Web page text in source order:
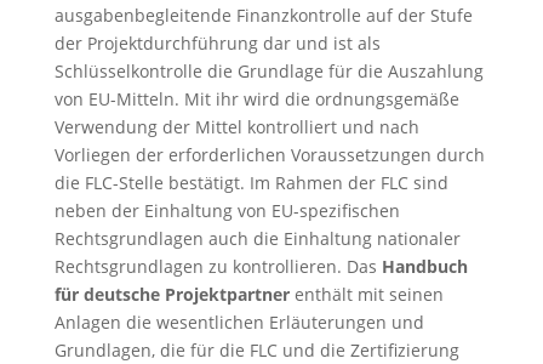
ausgabenbegleitende Finanzkontrolle auf der Stufe
der Projektdurchführung dar und ist als
Schlüsselkontrolle die Grundlage für die Auszahlung
von EU-Mitteln. Mit ihr wird die ordnungsgemäße
Verwendung der Mittel kontrolliert und nach
Vorliegen der erforderlichen Voraussetzungen durch
die FLC-Stelle bestätigt. Im Rahmen der FLC sind
neben der Einhaltung von EU-spezifischen
Rechtsgrundlagen auch die Einhaltung nationaler
Rechtsgrundlagen zu kontrollieren. Das Handbuch
für deutsche Projektpartnerenthält mit seinen
Anlagen die wesentlichen Erläuterungen und
Grundlagen, die für die FLC und die Zertifizierung